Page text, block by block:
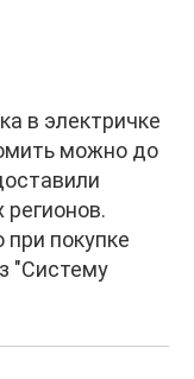
в электричке
можно до
покупке
"Систему